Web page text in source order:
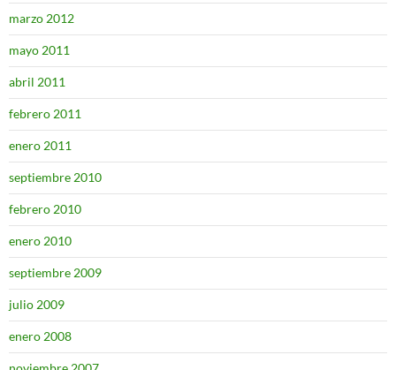
marzo 2012
mayo 2011
abril 2011
febrero 2011
enero 2011
septiembre 2010
febrero 2010
enero 2010
septiembre 2009
julio 2009
enero 2008